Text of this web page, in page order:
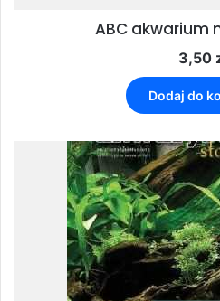
ABC akwarium
3,50
Dodaj do